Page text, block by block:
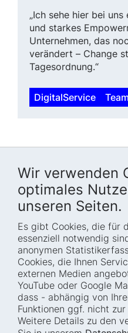
Wir verwenden
optimales
unseren Seiten.
Es gibt Cookies, die für
essenziell notwendig
anonymen
Cookies, die Ihnen
externen Medien
YouTube oder Google
dass - abhängig von
Funktionen ggf. nicht
Weitere Details zu den
„Ich sehe hier bei
und starkes
Unterneh­men, das
verändert – Change
Tagesordnung.“
DigitalService Team
Startseite
Wer wir sind
Wie wir arbeiten
Projekte
Fellowships
Karriere
Anfahrt und